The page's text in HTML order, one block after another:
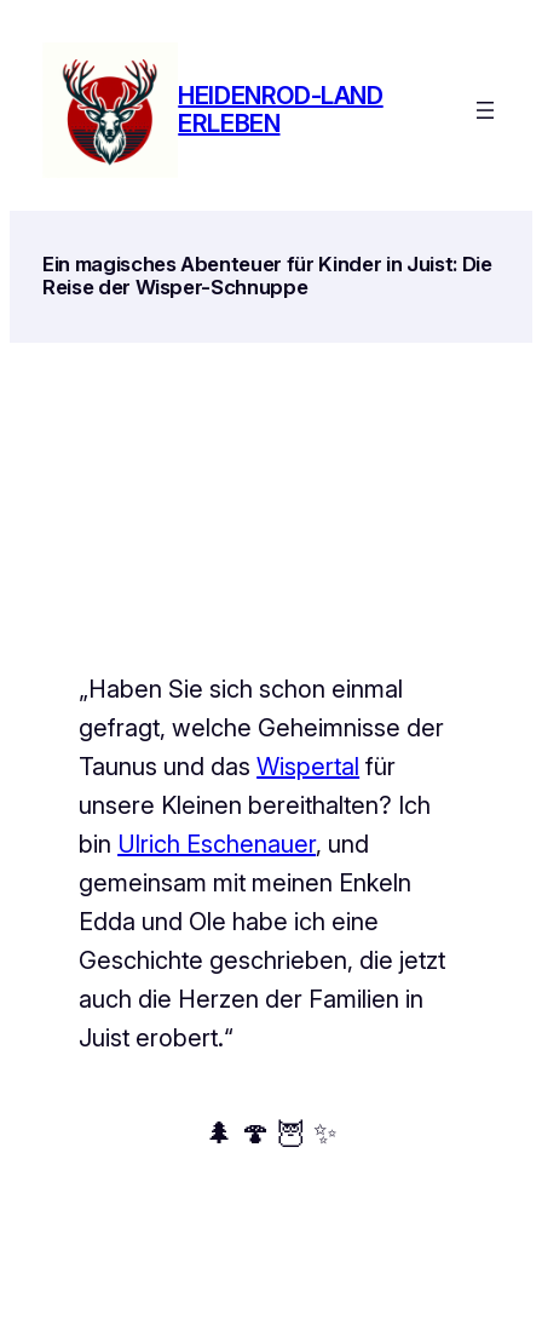
springen
HEIDENROD-LAND
ERLEBEN
Ein magisches Abenteuer für Kinder in Juist: Die
Reise der Wisper-Schnuppe
„Haben Sie sich schon einmal
gefragt, welche Geheimnisse der
Taunus und dasWispertal für
unsere Kleinen bereithalten? Ich
bin Ulrich Eschenauer, und
gemeinsam mit meinen Enkeln
Edda und Ole habe ich eine
Geschichte geschrieben, die jetzt
auch die Herzen der Familien in
Juist erobert.“
🌲 🍄 🦉 ✨